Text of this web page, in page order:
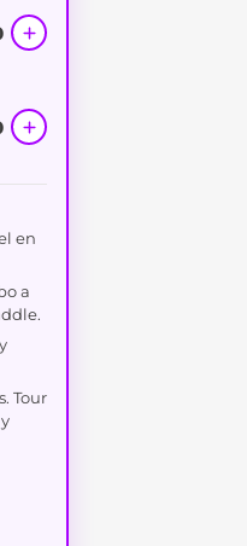
en
a
Tour